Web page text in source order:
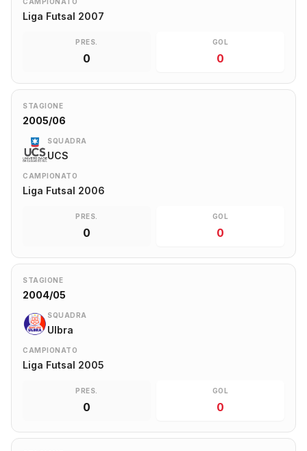
Liga Futsal 2007
PRES.
0
GOL
0
STAGIONE
2005/06
SQUADRA
UCS
CAMPIONATO
Liga Futsal 2006
PRES.
0
GOL
0
STAGIONE
2004/05
SQUADRA
Ulbra
CAMPIONATO
Liga Futsal 2005
PRES.
0
GOL
0